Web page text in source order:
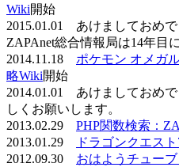
Wiki開始
2015.01.01 あけましておめ
ZAPAnet総合情報局は14年目
2014.11.18 ポケモン オメガ
略Wiki開始
2014.01.01 あけましておめ
しくお願いします。
2013.02.29 PHP関数検索：
2013.01.29
ドラゴンクエス
2012.09.30 おはようチュー